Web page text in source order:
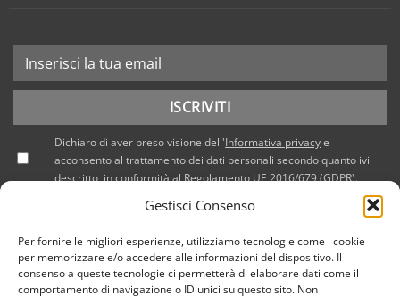
Gestisci Consenso
Per fornire le migliori esperienze, utilizziamo tecnologie come i cookie
per memorizzare e/o accedere alle informazioni del dispositivo. Il
consenso a queste tecnologie ci permetterà di elaborare dati come il
comportamento di navigazione o ID unici su questo sito. Non
Dichiaro di aver preso visione dell'Informativa privacye
acconsento al trattamento dei dati personali secondo quanto ivi
descritto, in conformità al Regolamento UE 2016/679 (GDPR).